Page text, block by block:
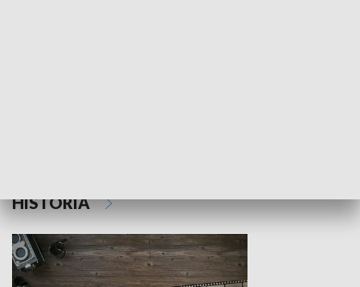
HISTORIA